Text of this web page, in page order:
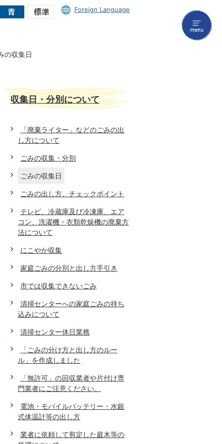
Foreign Language
の収集日
収集日・分別について
「廃棄ライター」などのごみの出
し方について
ごみの収集・分別
ごみの収集日
ごみの出し方、チェックポイント
テレビ、冷蔵庫及び冷凍庫、エア
コン、洗濯機・衣類乾燥機の廃棄方
法について
にこやか収集
家庭ごみの分別と出し方手引き
市では収集できないごみ
清掃センターへの家庭ごみの持ち
込みについて
清掃センター休日業務
「ごみの分け方と出し方のルー
ル」を作成しました
「無許可」の回収業者や片付け専
門業者にご注意ください。
電池・モバイルバッテリー・水銀
式体温計等の出し方
業者に依頼して剪定した庭木等の